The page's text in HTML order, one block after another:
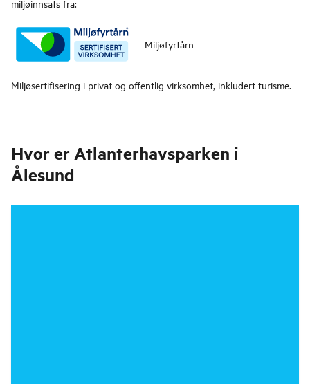
miljøinnsats fra:
Miljøfyrtårn
Miljøsertifisering i privat og offentlig virksomhet, inkludert turisme.
Hvor er Atlanterhavsparken i
Ålesund